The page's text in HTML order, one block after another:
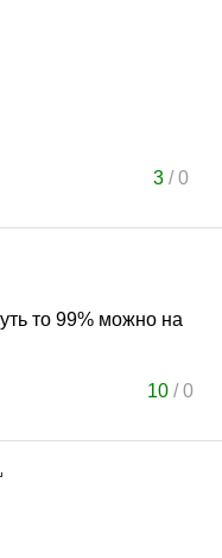
3/0
то 99% можно на
10 /0